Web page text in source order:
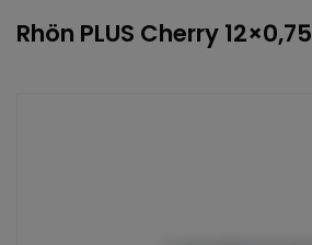
Rhön PLUS Cherry 12×0,75